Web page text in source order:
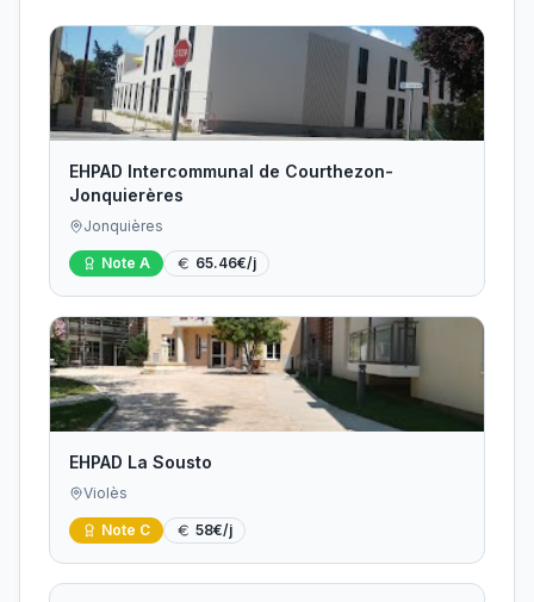
EHPAD Intercommunal de Courthezon-
Jonquierères
Jonquières
Note A 65.46€/j
EHPAD La Sousto
Violès
Note C 58€/j